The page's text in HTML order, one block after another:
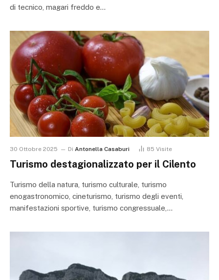
di tecnico, magari freddo e…
30 Ottobre 2025 Di Antonella Casaburi 85 Visite
Turismo destagionalizzato per il Cilento
Turismo della natura, turismo culturale, turismo
enogastronomico, cineturismo, turismo degli eventi,
manifestazioni sportive, turismo congressuale,…